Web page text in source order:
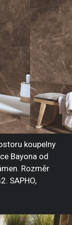
koupelny
Bayona od
Rozměr
SAPHO,